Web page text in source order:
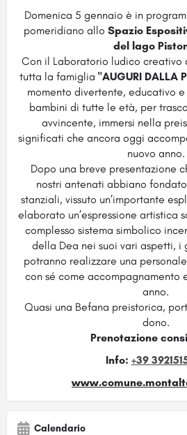
Domenica 5 gennaio è in
pomeridiano allo Spazio
del lago
Con il Laboratorio ludico creativo
tutta la famiglia "AUGURI DALLA
momento divertente, educativo
bambini di tutte le età, per
avvincente, immersi nella
significati che ancora oggi
nuovo anno.
Dopo una breve presentazione
nostri antenati abbiano
stanziali, vissuto un’importante
elaborato un’espressione artistica
complesso sistema simbolico
della Dea nei suoi vari aspetti,
potranno realizzare una
con sé come accompagnamento
anno.
Quasi una Befana preistorica,
dono.
Prenotazione
Info: +39
Calendario